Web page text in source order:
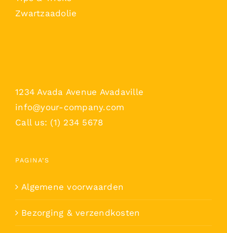
Zwartzaadolie
1234 Avada Avenue Avadaville
info@your-company.com
Call us: (1) 234 5678
PAGINA’S
Algemene voorwaarden
Bezorging & verzendkosten